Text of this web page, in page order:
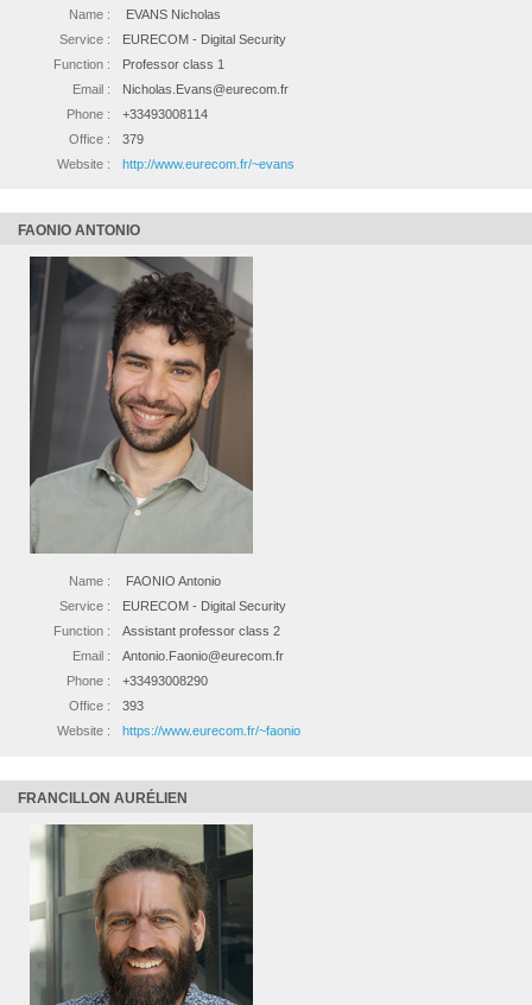
Name :
EVANS Nicholas
Service :
EURECOM - Digital Security
Function :
Professor class 1
Email :
Nicholas.Evans@eurecom.fr
Phone :
+33493008114
Office :
379
Website :
http://www.eurecom.fr/~evans
FAONIO ANTONIO
Name :
FAONIO Antonio
Service :
EURECOM - Digital Security
Function :
Assistant professor class 2
Email :
Antonio.Faonio@eurecom.fr
Phone :
+33493008290
Office :
393
Website :
https://www.eurecom.fr/~faonio
FRANCILLON AURÉLIEN